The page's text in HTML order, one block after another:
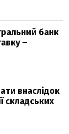
банк
–
внаслідок
складських